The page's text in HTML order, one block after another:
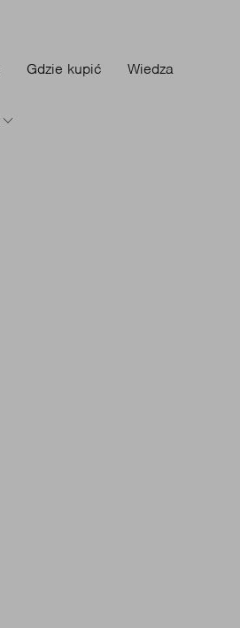
Gdzie kupić Wiedza